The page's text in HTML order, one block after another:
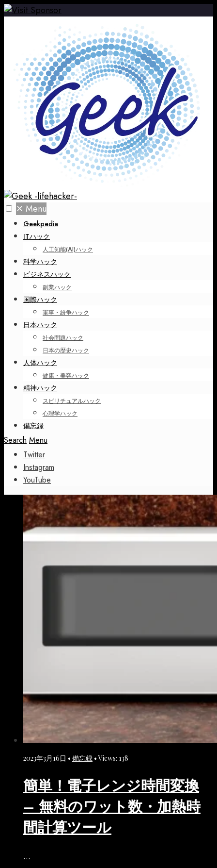
✕ Menu
Geekpedia
ITハック
人工知能(AI)ハック
科学ハック
ビジネスハック
副業ハック
国際ハック
軍事・紛争ハック
日本ハック
社会問題ハック
日本の歴史ハック
人体ハック
健康・美容ハック
精神ハック
スピリチュアルハック
心理学ハック
備忘録
Search Menu
Twitter
Instagram
YouTube
2023年3月16日 • 備忘録 •Views: 138
簡単！電子レンジ時間変換
– 無料のワット数・加熱時
間計算ツール
...